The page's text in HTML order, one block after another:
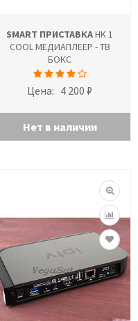
SMART ПРИСТАВКАHK 1
COOL МЕДИАПЛЕЕР - ТВ
БОКС
Цена: 4 200 ₽
Нет в наличии